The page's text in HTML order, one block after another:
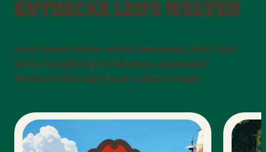
ENTDECKE LEO'S WELTEN
Leo’s Island steckt voller Abenteuer! Jede Welt
bietet einzigartige Erlebnisse, spannende
Herausforderungen und endlosen Spaß.